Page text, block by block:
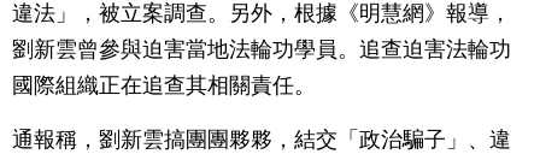
違法」，被立案調查。另外，根據《明慧網》報導，
劉新雲曾參與迫害當地法輪功學員。追查迫害法輪功
國際組織正在追查其相關責任。
通報稱，劉新雲搞團團夥夥，結交「政治騙子」、違